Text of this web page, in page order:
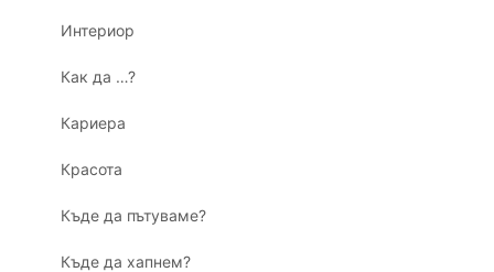
Интериор
Как да …?
Кариера
Красота
Къде да пътуваме?
Къде да хапнем?